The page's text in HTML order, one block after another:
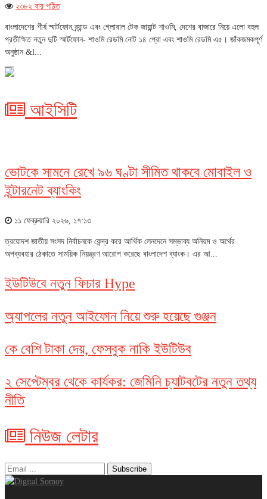
২৩৮২ বার পঠিত
বাংলাদেশের শীর্ষ স্মার্টফোন ব্র্যান্ড এবং গ্লোবাল টেক জায়ান্ট শাওমি, দেশের বাজারে নিয়ে এলো বহুল
প্রতীক্ষিত নতুন দুটি স্মার্টফোন- শাওমি রেডমি নোট ১৪ প্রো এবং শাওমি রেডমি এ৫। জাঁকজমকপূর্ণ
অনুষ্ঠান &l...
আইসিটি
ভোটকে সামনে রেখে ৯৬ ঘণ্টা সীমিত থাকবে মোবাইল ও
ইন্টারনেট ব্যাংকিং
১১ ফেব্রুয়ারি ২০২৬, ১৭:১৩
ত্রয়োদশ জাতীয় সংসদ নির্বাচনকে কেন্দ্র করে আর্থিক লেনদেনে সম্ভাব্য অনিয়ম ও অর্থের
অপব্যবহার ঠেকাতে সাময়িক নিয়ন্ত্রণ আরোপ করেছে বাংলাদেশ ব্যাংক। এর আ...
ইউটিউবে নতুন ফিচার Hype
অ্যাপলের নতুন আইফোন নিয়ে শুরু হয়েছে গুঞ্জন
কে বেশি টাকা দেয়, ফেসবুক নাকি ইউটিউব
২ সেপ্টেম্বর থেকে কার্যকর: জেমিনি চ্যাটবটের নতুন তথ্য
নীতি
নিউজ লেটার